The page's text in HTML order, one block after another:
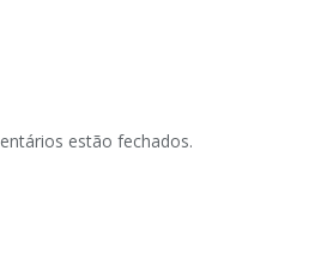
estão fechados.